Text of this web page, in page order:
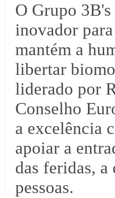
O Grupo
inovador
mantém a
libertar
liderado por
Conselho
a excelência
apoiar a
das feridas,
pessoas.